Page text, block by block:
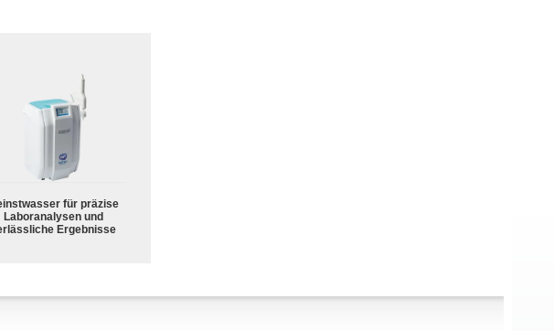
für präzise
Laboranalysen und
Ergebnisse